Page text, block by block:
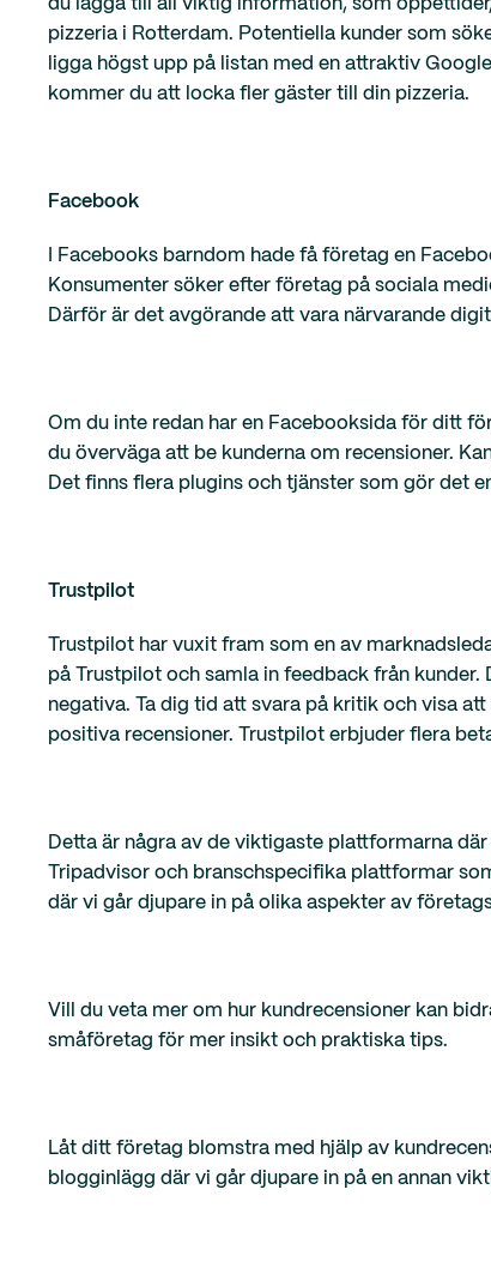
du lägga till all viktig information, som
pizzeria i Rotterdam. Potentiella kunder som
ligga högst upp på listan med en attraktiv
kommer du att locka fler gäster till din pizzeria.
Facebook
I Facebooks barndom hade få företag en
Konsumenter söker efter företag på sociala
Därför är det avgörande att vara närvarande
Om du inte redan har en Facebooksida för ditt
du överväga att be kunderna om recensioner.
Det finns flera plugins och tjänster som gör det
Trustpilot
Trustpilot har vuxit fram som en av
på Trustpilot och samla in feedback från
negativa. Ta dig tid att svara på kritik och visa
positiva recensioner. Trustpilot erbjuder flera
Detta är några av de viktigaste plattformarna
Tripadvisor och branschspecifika plattformar
där vi går djupare in på olika aspekter av
Vill du veta mer om hur kundrecensioner kan
småföretag för mer insikt och praktiska tips.
Låt ditt företag blomstra med hjälp av
blogginlägg där vi går djupare in på en annan